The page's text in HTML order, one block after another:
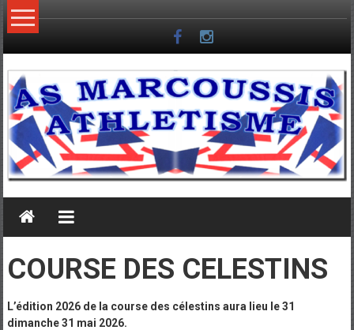
Skip
to
COURSE DES CELESTINS
L’édition 2026 de la course des célestins aura lieu le 31
dimanche 31 mai 2026.